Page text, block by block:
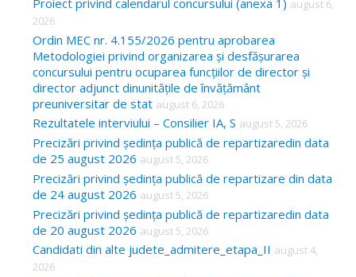
f
o
r
august 6,
2026
Ordin MEC nr. 4.155/2026 pentru aprobarea
Metodologiei privind organizarea și desfășurarea
concursului pentru ocuparea funcțiilor de director și
director adjunct dinunitățile de învățământ
preuniversitar de stat august 6, 2026
Rezultatele interviului – Consilier IA, S august 5, 2026
Precizări privind ședința publică de repartizaredin data
de 25 august 2026 august 5, 2026
Precizări privind ședința publică de repartizare din data
de 24 august 2026 august 5, 2026
Precizări privind ședința publică de repartizaredin data
de 20 august 2026 august 5, 2026
Candidati din alte judete_admitere_etapa_II august 4,
2026